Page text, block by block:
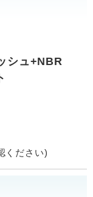
シュ+NBR
ください)